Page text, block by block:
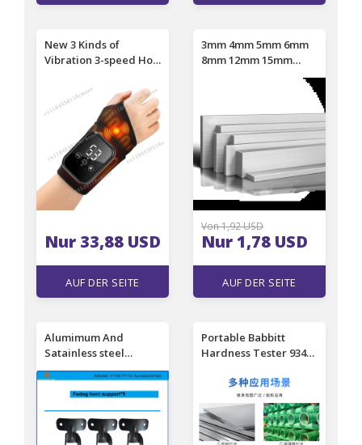
New 3 Kinds of
Vibration 3-speed Hot
Protection Electric
Touch Screen Hand
Massager Timed
Universal Pain Relief
Nur 33,88 USD
AUF DER SEITE
3mm 4mm 5mm 6mm
8mm 12mm 15mm
Steel Solid Square Bar
200mm 300mm Length
Von 1,92 USD
Nur 1,78 USD
AUF DER SEITE
Alumimum And
Satainless steel
support And Bracket
For FEDOG Horn Alarm
For Replacement And
Repairement
Portable Babbitt
Hardness Tester 934-
Alloy Measurement
Aluminum Pointer
Hardness Tester